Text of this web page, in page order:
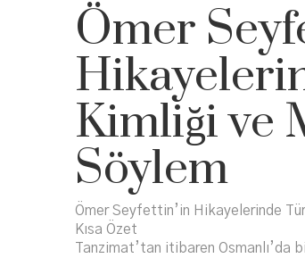
Ömer
Kimliği ve
Söylem
Ömer Seyfettin’in Hikayelerinde
Kısa Özet
Tanzimat’tan itibaren Osmanlı’da